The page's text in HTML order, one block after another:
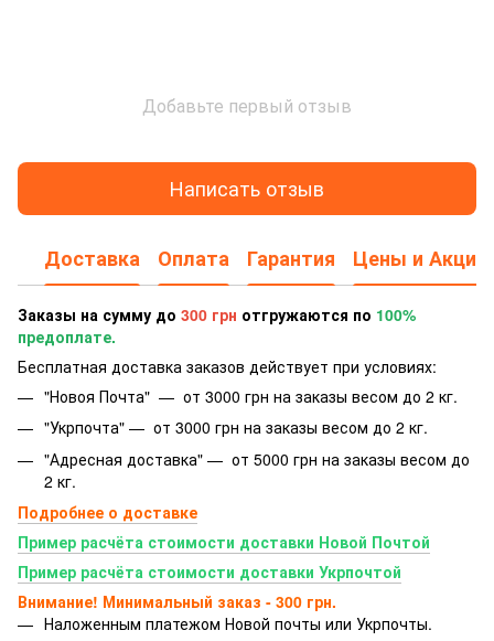
Добавьте первый отзыв
Написать отзыв
Доставка Оплата Гарантия Цены и Акции
Заказы на сумму до 300 грн отгружаются по 100%
предоплате.
Бесплатная доставка заказов действует при условиях:
"Новоя Почта" — от 3000 грн на заказы весом до 2 кг.
"Укрпочта" — от 3000 грн на заказы весом до 2 кг.
"Адресная доставка" — от 5000 грн на заказы весом до
2 кг.
Подробнее о доставке
Пример расчёта стоимости доставки Новой Почтой
Пример расчёта стоимости доставки Укрпочтой
Внимание! Минимальный заказ - 300 грн.
Наложенным платежом Новой почты или Укрпочты.